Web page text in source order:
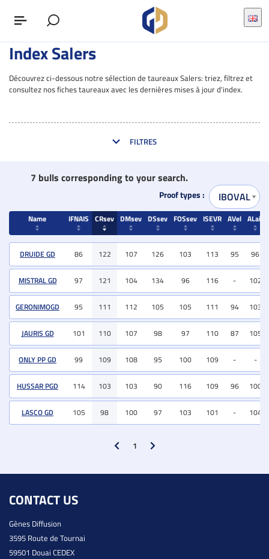
Index Salers
Découvrez ci-dessous notre sélection de taureaux Salers: triez, filtrez et
consultez nos fiches taureaux avec les dernières mises à jour d'index.
FILTRES
7 bulls corresponding to your search.
Proof types :
Name IFNAIS CRsev DMsev DSsev FOSsev ISEVR AVel ALait
Name IFNAIS CRsev DMsev DSsev FOSsev ISEVR AVel ALait
DRUIDE GD
86 122 107 126 103 113 95 96
MISTRAL GD 97 121 104 134 96 116 - 102
GERONIMOGD 95 111 112 105 105 111 94 103
JAURIS GD 101 110 107 98 97 110 87 105
ONLY PP GD 99 109 108 95 100 109 - -
HUSSAR PGD 114 103 103 90 116 109 96 100
LASCO GD 105 98 100 97 103 101 - 104
1
CONTACT US
Gènes Diffusion
3595 Route de Tournai
59501 Douai CEDEX